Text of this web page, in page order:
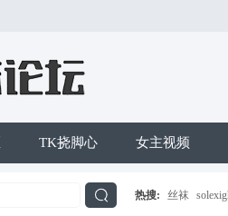
TK挠脚心 女主视频
热搜: 丝袜